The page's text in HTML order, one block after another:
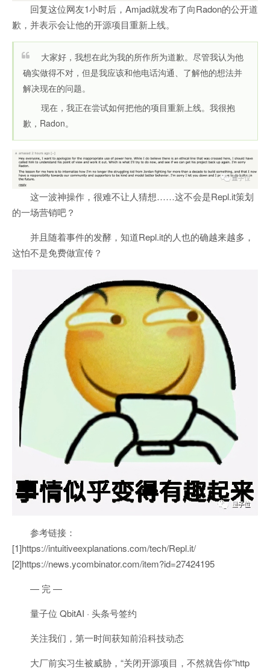
回复这位网友1小时后，Amjad就发布了向Radon的公开道
歉，并表示会让他的开源项目重新上线。
大家好，我想在此为我的所作所为道歉。尽管我认为他
确实做得不对，但是我应该和他电话沟通、了解他的想法并
解决现在的问题。
现在，我正在尝试如何把他的项目重新上线。我很抱
歉，Radon。
这一波神操作，很难不让人猜想……这不会是Repl.it策划
的一场营销吧？
并且随着事件的发酵，知道Repl.it的人也的确越来越多，
这怕不是免费做宣传？
参考链接：
[1]https://intuitiveexplanations.com/tech/Repl.it/
[2]https://news.ycombinator.com/item?id=27424195
— 完 —
量子位 QbitAI · 头条号签约
关注我们，第一时间获知前沿科技动态
大厂前实习生被威胁，“关闭开源项目，不然就告你”http